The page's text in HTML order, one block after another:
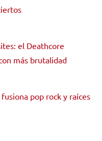
el Deathcore
más brutalidad
pop rock y raíces